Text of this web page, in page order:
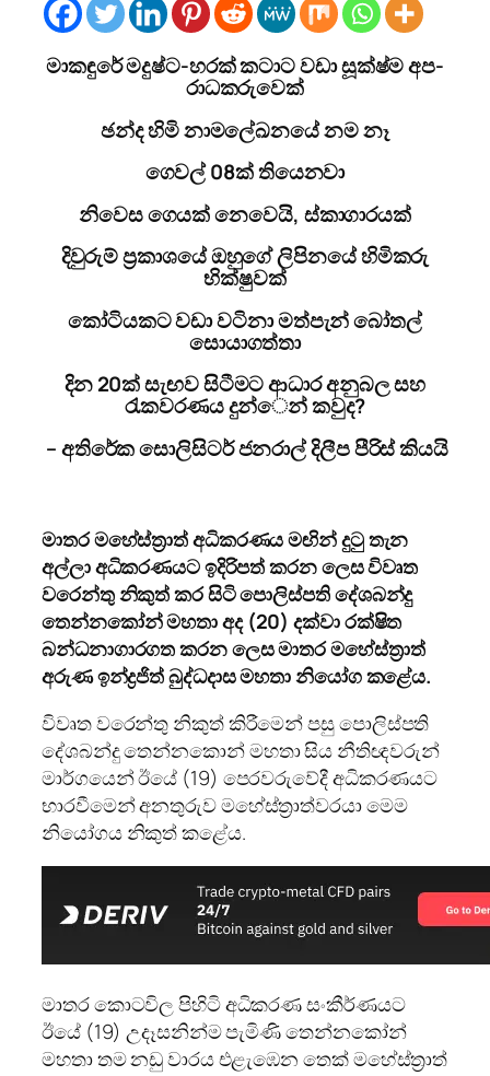
මාක­ඳුරේ මදුෂ්ට-හරක් කටාට වඩා සූක්ෂ්ම අප­
රා­ධ­ක­රු­වෙක්
ඡන්ද හිමි නාමලේඛ­නයේ නම නෑ
ගෙවල් 08ක් තියෙ­නවා
නිවෙස ගෙයක් නෙවෙයි, ස්කාගා­ර­යක්
දිවු­රුම් ප්‍ර‍කාශයේ ඔහුගේ ලිපි­නයේ හිමි­කරු
භික්ෂුවක්
කෝටි­ය­කට වඩා වටිනා මත්පැන් බෝතල්
සොයාගත්තා
දින 20ක් සැඟව සිටී­මට ආධාර අනු­බල සහ
රැක­ව­රණය දුන්‌ෙන් කවුද?
– අති­රේක සොලි­සි­ටර් ජන­රාල් දිලීප පීරිස් කියයි
මාතර මහේ­ස්ත්‍රාත් අධි­ක­ර­ණය මඟින් දුටු තැන
අල්ලා අධි­ක­ර­ණ­යට ඉදි­රි­පත් කරන ලෙස විවෘත
වරෙන්තු නිකුත් කර සිටි පොලි­ස්පති දේශ­බන්දු
තෙන්න­කෝන් මහතා අද (20) දක්වා රක්ෂිත
බන්ධ­නා­ගා­ර­ගත කරන ලෙස මාතර මහේ­ස්ත්‍රාත්
අරුණ ඉන්ද්‍ර­ජිත් බුද්ධ­දාස මහතා නියෝග කළේය.
විවෘත වරෙන්තු නිකුත් කිරී­මෙන් පසු පොලි­ස්පති
දේශ­බන්දු තෙන්න­කොන් මහතා සිය නීති­ඥ­ව­රුන්
මාර්ග­යෙන් ඊයේ (19) පෙර­ව­රු­වේදී අධි­ක­ර­ණ­යට
භාර­වී­මෙන් අන­තු­රුව මහේ­ස්ත්‍රා­ත්ව­රයා මෙම
නියෝ­ගය නිකුත් කළේය.
මාතර කොට­විල පිහිටි අධි­ක­රණ සංකී­ර්ණ­යට
ඊයේ (19) උදෑ­ස­නින්ම පැමිණි තෙන්න­කෝන්
මහතා තම නඩු වාරය එළැ­ඹෙන තෙක් මහේ­ස්ත්‍රාත්